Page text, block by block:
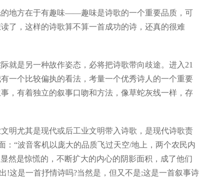
地方在于有趣味——趣味是诗歌的一个重要品质，可
了，这样的诗歌算不算一首成功的诗，还真的很难
是另一种故作姿态，必将把诗歌带向歧途。进入21
一个比较偏执的看法，考量一个优秀诗人的一个重要
，有着独立的叙事口吻和方法，像草蛇灰线一样，存
尤其是现代或后工业文明带入诗歌，是现代诗歌责
“波音客机以庞大的品质飞过天空/地上，两个农民内
然是惊慌的，不断扩大的内心的阴影面积，成了他们
是一首抒情诗吗?当然是，但又不是;这是一首叙事诗